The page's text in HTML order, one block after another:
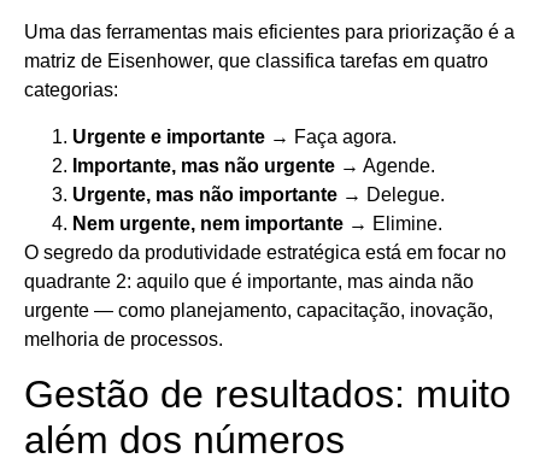
Uma das ferramentas mais eficientes para priorização é a
matriz de Eisenhower, que classifica tarefas em quatro
categorias:
Urgente e importante → Faça agora.
Importante, mas não urgente → Agende.
Urgente, mas não importante → Delegue.
Nem urgente, nem importante → Elimine.
O segredo da produtividade estratégica está em focar no
quadrante 2: aquilo que é importante, mas ainda não
urgente — como planejamento, capacitação, inovação,
melhoria de processos.
Gestão de resultados: muito
além dos números